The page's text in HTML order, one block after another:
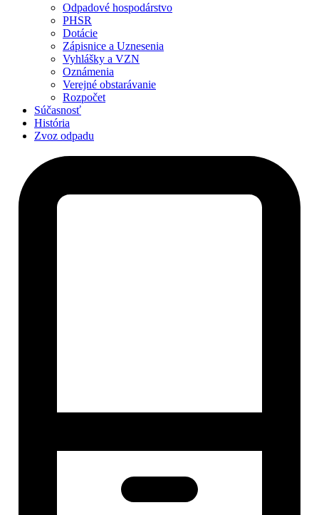
Odpadové hospodárstvo
PHSR
Dotácie
Zápisnice a Uznesenia
Vyhlášky a VZN
Oznámenia
Verejné obstarávanie
Rozpočet
Súčasnosť
História
Zvoz odpadu